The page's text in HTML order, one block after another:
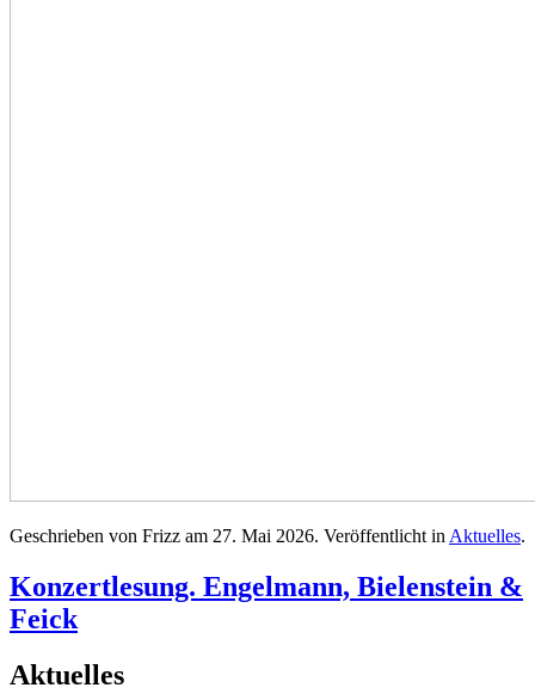
Geschrieben von Frizz am 27. Mai 2026. Veröffentlicht in Aktuelles.
Konzertlesung. Engelmann, Bielenstein &
Feick
Aktuelles